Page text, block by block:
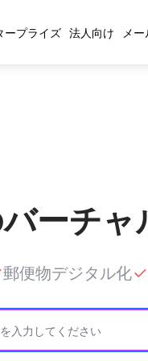
ープライズ 法人向け メ
ーチャ
郵便物デジタル化